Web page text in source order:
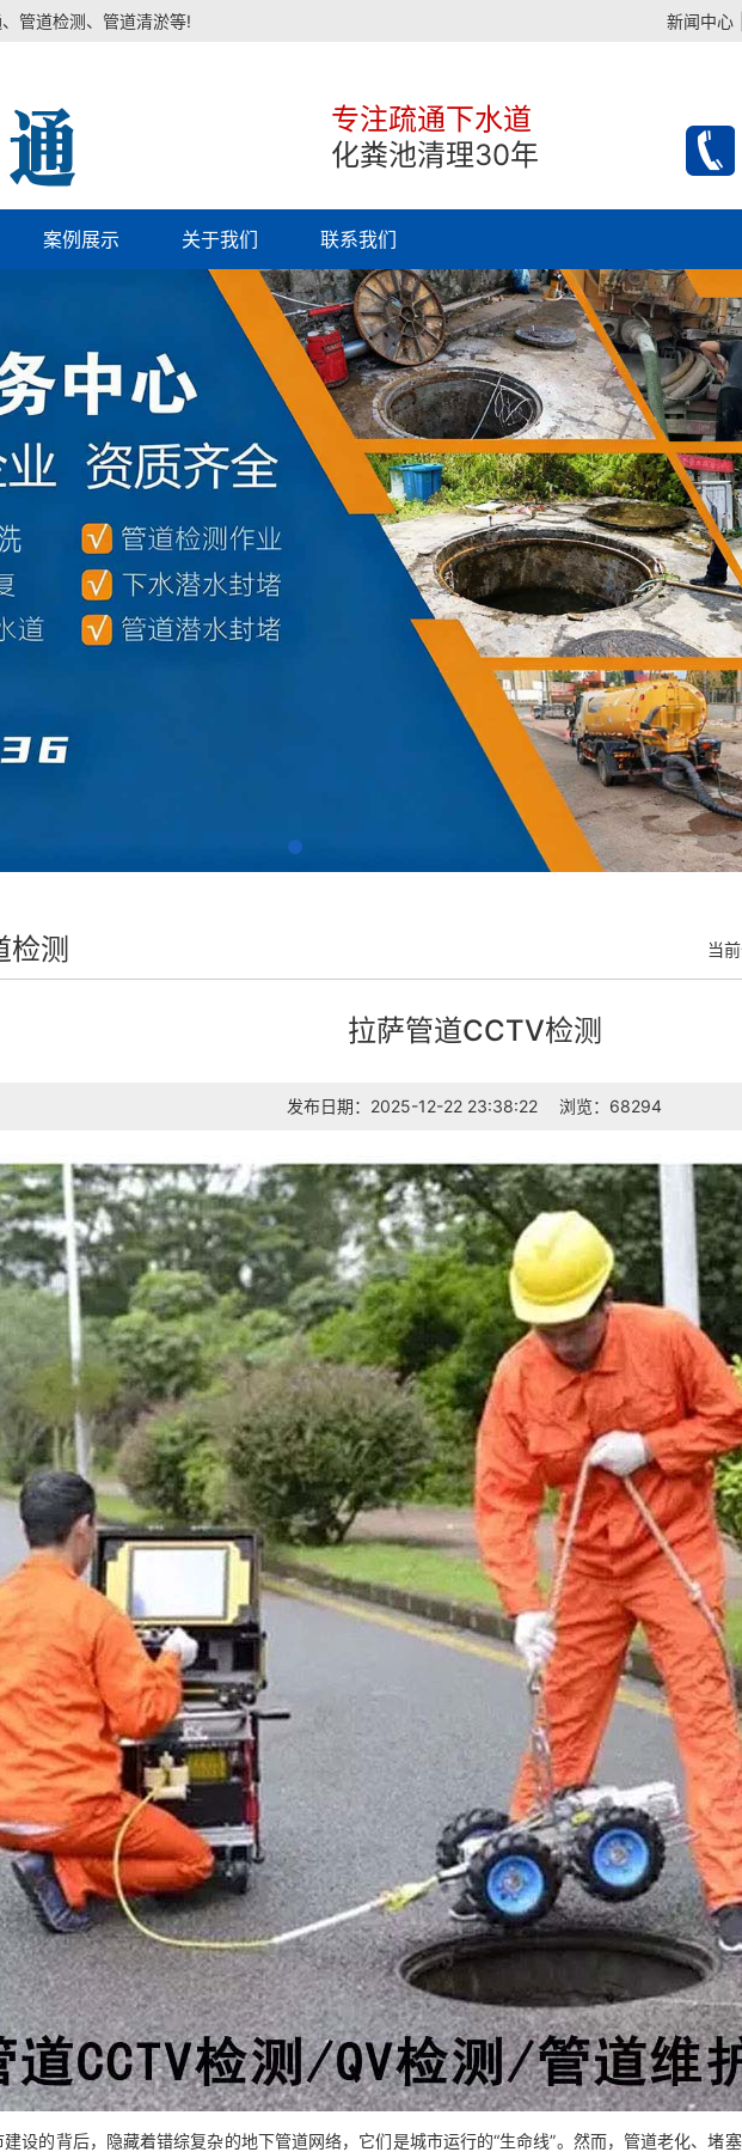
管道检测、管道清淤等! 新闻中心
专注疏通下水道
化粪池清理30年
案例展示 关于我们 联系我们
检测 当
拉萨管道CCTV检测
发布日期：2025-12-22 23:38:22 浏览：68294
建设的背后，隐藏着错综复杂的地下管道网络，它们是城市运行的“生命线”。然而，管道老化、堵